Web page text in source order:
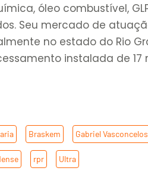
óleo combustível,
Seu mercado de
no estado do Rio
instalada de 17
Braskem Gabriel Vasconcelos
rpr Ultra